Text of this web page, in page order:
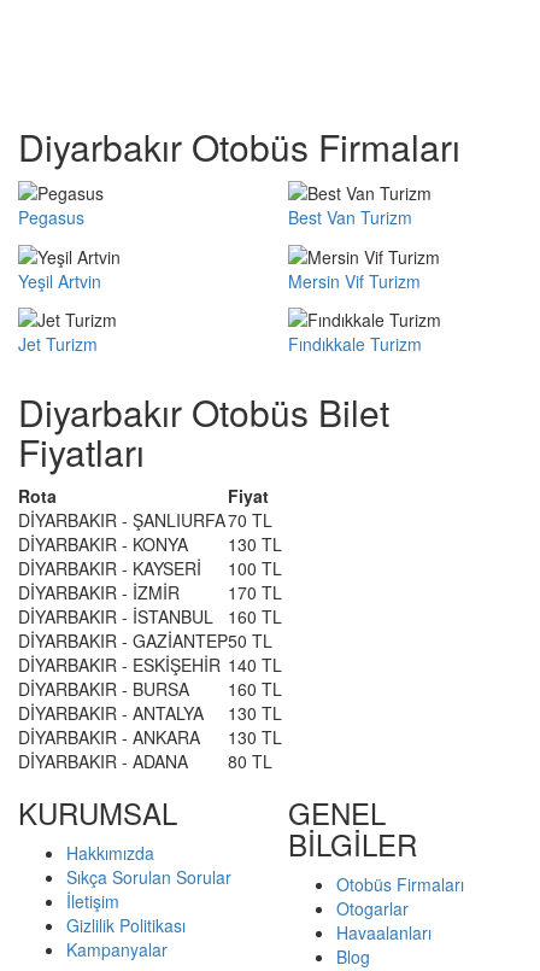
Diyarbakır Otobüs Firmaları
Pegasus Best Van Turizm
Yeşil Artvin Mersin Vif Turizm
Jet Turizm Fındıkkale Turizm
Diyarbakır Otobüs Bilet
Fiyatları
Rota
Fiyat
DİYARBAKIR - ŞANLIURFA70 TL
DİYARBAKIR - KONYA
130 TL
DİYARBAKIR - KAYSERİ
100 TL
DİYARBAKIR - İZMİR
170 TL
DİYARBAKIR - İSTANBUL
160 TL
DİYARBAKIR - GAZİANTEP50 TL
DİYARBAKIR - ESKİŞEHİR 140 TL
DİYARBAKIR - BURSA
160 TL
DİYARBAKIR - ANTALYA
130 TL
DİYARBAKIR - ANKARA
130 TL
DİYARBAKIR - ADANA
80 TL
KURUMSAL
Hakkımızda
Sıkça Sorulan Sorular
İletişim
Gizlilik Politikası
Kampanyalar
GENEL
BİLGİLER
Otobüs Firmaları
Otogarlar
Havaalanları
Blog